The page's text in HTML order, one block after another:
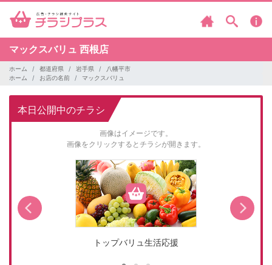
マックスバリュ 西根店
ホーム 都道府県 岩手県
八幡平市
ホーム
お店の名前 マックスバリュ
本日公開中のチラシ
画像はイメージです。
画像をクリックするとチラシが開きます。
トップバリュ生活応援